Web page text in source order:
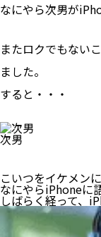
なにやら次男が
またロクでもない
ました。
すると・・・
次男
こいつをイケメン
なにやらiPhoneに
しばらく経って、